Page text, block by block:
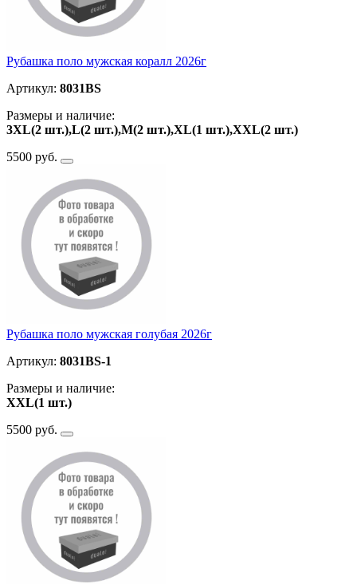
Рубашка поло мужская коралл 2026г
Артикул: 8031BS
Размеры и наличие:
3XL(2 шт.),L(2 шт.),M(2 шт.),XL(1 шт.),ХXL(2 шт.)
5500 руб.
Рубашка поло мужская голубая 2026г
Артикул: 8031BS-1
Размеры и наличие:
ХXL(1 шт.)
5500 руб.